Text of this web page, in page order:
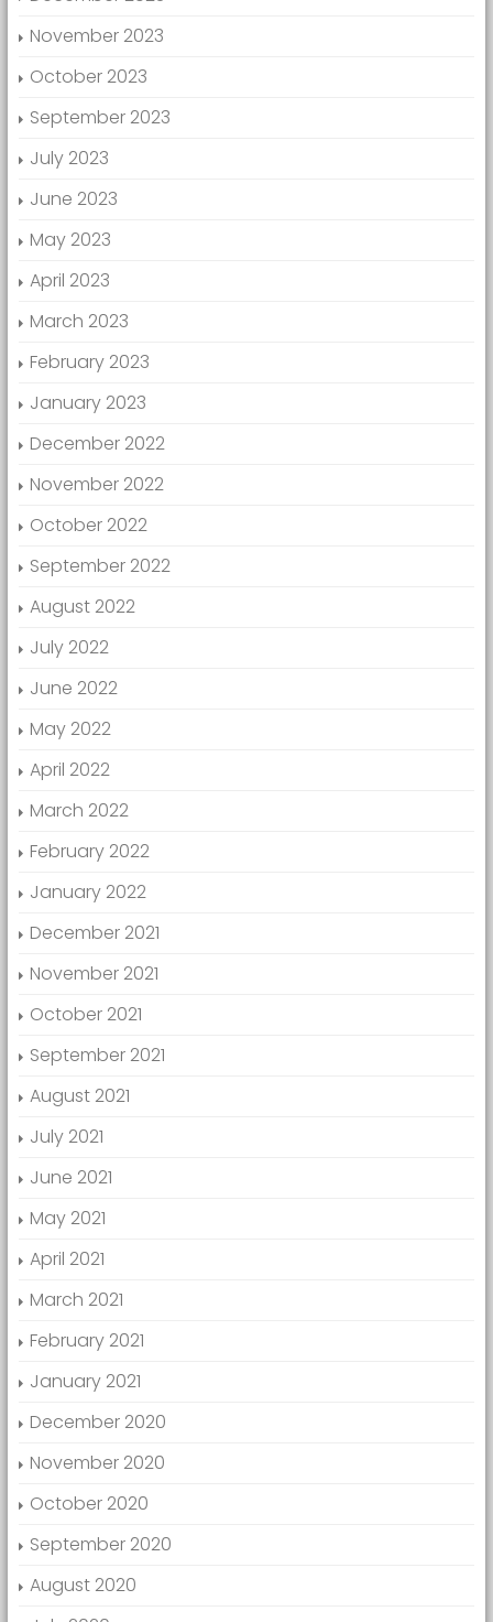
November 2023
October 2023
September 2023
July 2023
June 2023
May 2023
April 2023
March 2023
February 2023
January 2023
December 2022
November 2022
October 2022
September 2022
August 2022
July 2022
June 2022
May 2022
April 2022
March 2022
February 2022
January 2022
December 2021
November 2021
October 2021
September 2021
August 2021
July 2021
June 2021
May 2021
April 2021
March 2021
February 2021
January 2021
December 2020
November 2020
October 2020
September 2020
August 2020